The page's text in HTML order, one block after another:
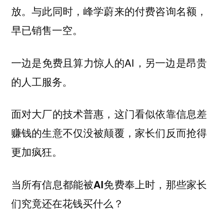
放。与此同时，峰学蔚来的付费咨询名额，
早已销售一空。
一边是免费且算力惊人的AI，另一边是昂贵
的人工服务。
面对大厂的技术普惠，这门看似依靠信息差
赚钱的生意不仅没被颠覆，家长们反而抢得
更加疯狂。
当所有信息都能被AI免费奉上时，那些家长
们究竟还在花钱买什么？